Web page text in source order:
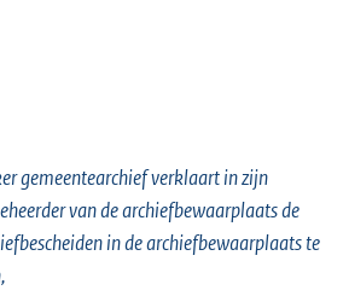
gemeentearchief verklaart in zijn
van de archiefbewaarplaats de
in de archiefbewaarplaats te